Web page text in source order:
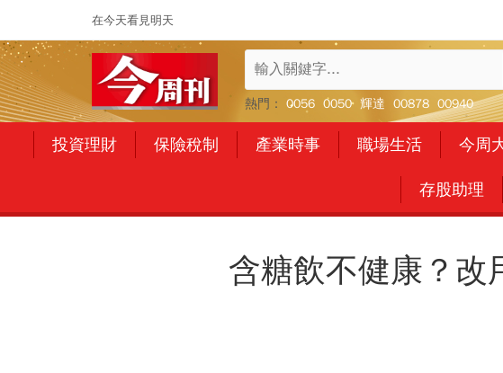
在今天看見明天
熱門： 0056 0050 輝達 00878 00940
投資理財 保險稅制 產業時事 職場生活 今周
存股助理
含糖飲不健康？